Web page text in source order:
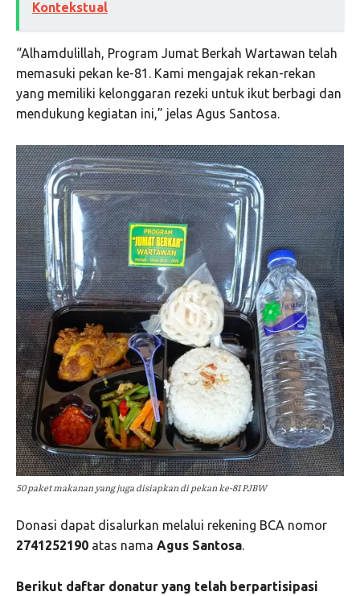
Kontekstual
“Alhamdulillah, Program Jumat Berkah Wartawan telah
memasuki pekan ke-81. Kami mengajak rekan-rekan
yang memiliki kelonggaran rezeki untuk ikut berbagi dan
mendukung kegiatan ini,” jelas Agus Santosa.
50 paket makanan yang juga disiapkan di pekan ke-81 PJBW
Donasi dapat disalurkan melalui rekening BCA nomor
2741252190 atas nama Agus Santosa.
Berikut daftar donatur yang telah berpartisipasi